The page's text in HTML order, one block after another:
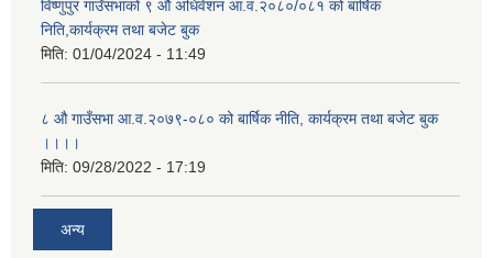
विष्णुपुर गाउँसभाको ९ औं अधिवेशन आ.व.२०८०/०८१ को बार्षिक
निति,कार्यक्रम तथा बजेट बुक
मिति: 01/04/2024 - 11:49
८ औ गाउँसभा आ.व.२०७९-०८० को बार्षिक नीति, कार्यक्रम तथा बजेट बुक
।।।।
मिति: 09/28/2022 - 17:19
अन्य